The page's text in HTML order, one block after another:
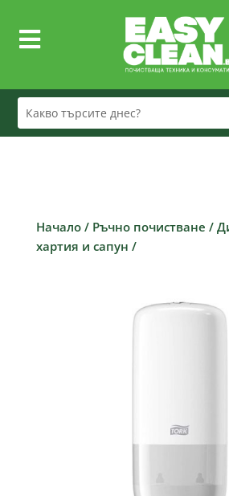

Начало/ Ръчно почистване /
хартия и сапун /